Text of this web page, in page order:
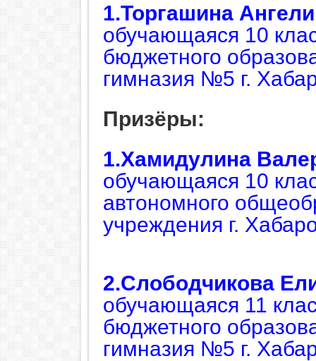
1.Торгашина
обучающаяся 10
бюджетного
гимназия №5 г.
Призёры:
1.Хамидулина
обучающаяся 10
автономного
учреждения г.
2.Слободчикова
обучающаяся 11
бюджетного
гимназия №5 г.